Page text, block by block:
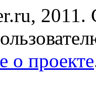
2011.
о проекте